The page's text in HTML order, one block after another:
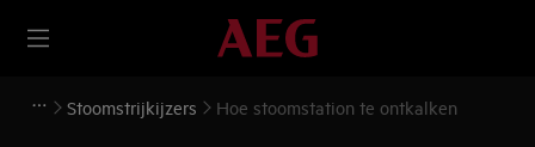
Stoomstrijkijzers Hoe stoomstation te ontkalken